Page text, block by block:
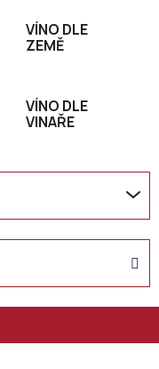
VÍNO DLE
ZEMĚ
VÍNO DLE
VINAŘE